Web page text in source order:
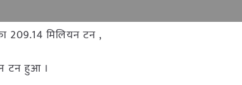
209.14 मिलियन टन ,
टन हुआ ।